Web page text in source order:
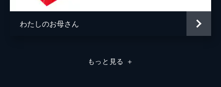
わたしのお母さん
もっと見る ＋